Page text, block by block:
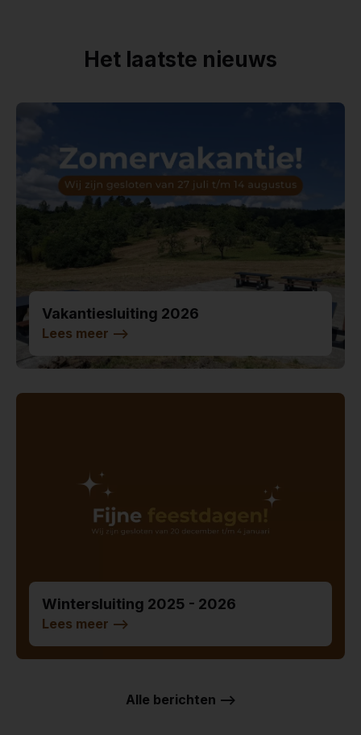
Het laatste nieuws
Vakantiesluiting 2026
Lees meer -->
Wintersluiting 2025 - 2026
Lees meer -->
Alle berichten -->